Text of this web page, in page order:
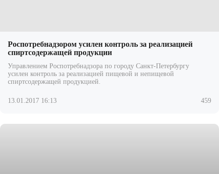
Роспотребнадзором усилен контроль за реализацией
спиртсодержащей продукции
Управлением Роспотребнадзора по городу Санкт-Петербургу
усилен контроль за реализацией пищевой и непищевой
спиртсодержащей продукцией.
13.01.2017 16:13 459